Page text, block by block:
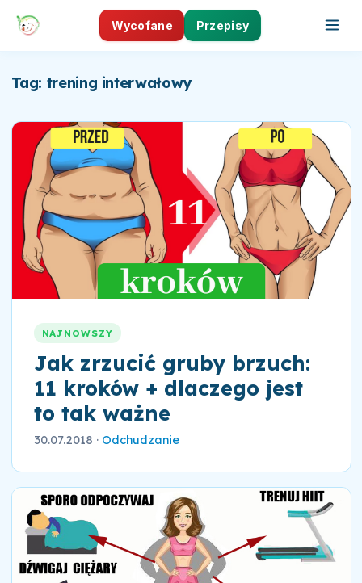
Wycofane Przepisy
Tag: trening interwałowy
NAJNOWSZY
Jak zrzucić gruby brzuch:
11 kroków + dlaczego jest
to tak ważne
30.07.2018 · Odchudzanie